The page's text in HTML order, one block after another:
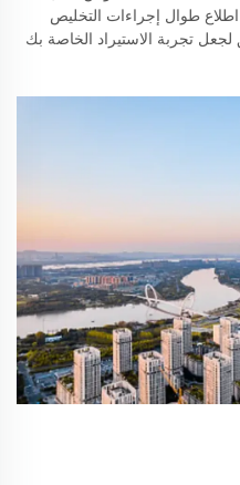
اطلاع طوال إجراءات التخليص
تجربة الاستيراد الخاصة بك